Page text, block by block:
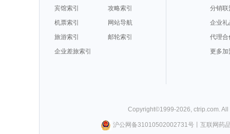
宾馆索引
攻略索引
机票索引
网站导航
旅游索引
邮轮索引
企业差旅索引
分销联
企业礼
代理合
更多加
Copyright©1999-2026 ctrip.com .
沪公网备31010502002731号丨 互联网药